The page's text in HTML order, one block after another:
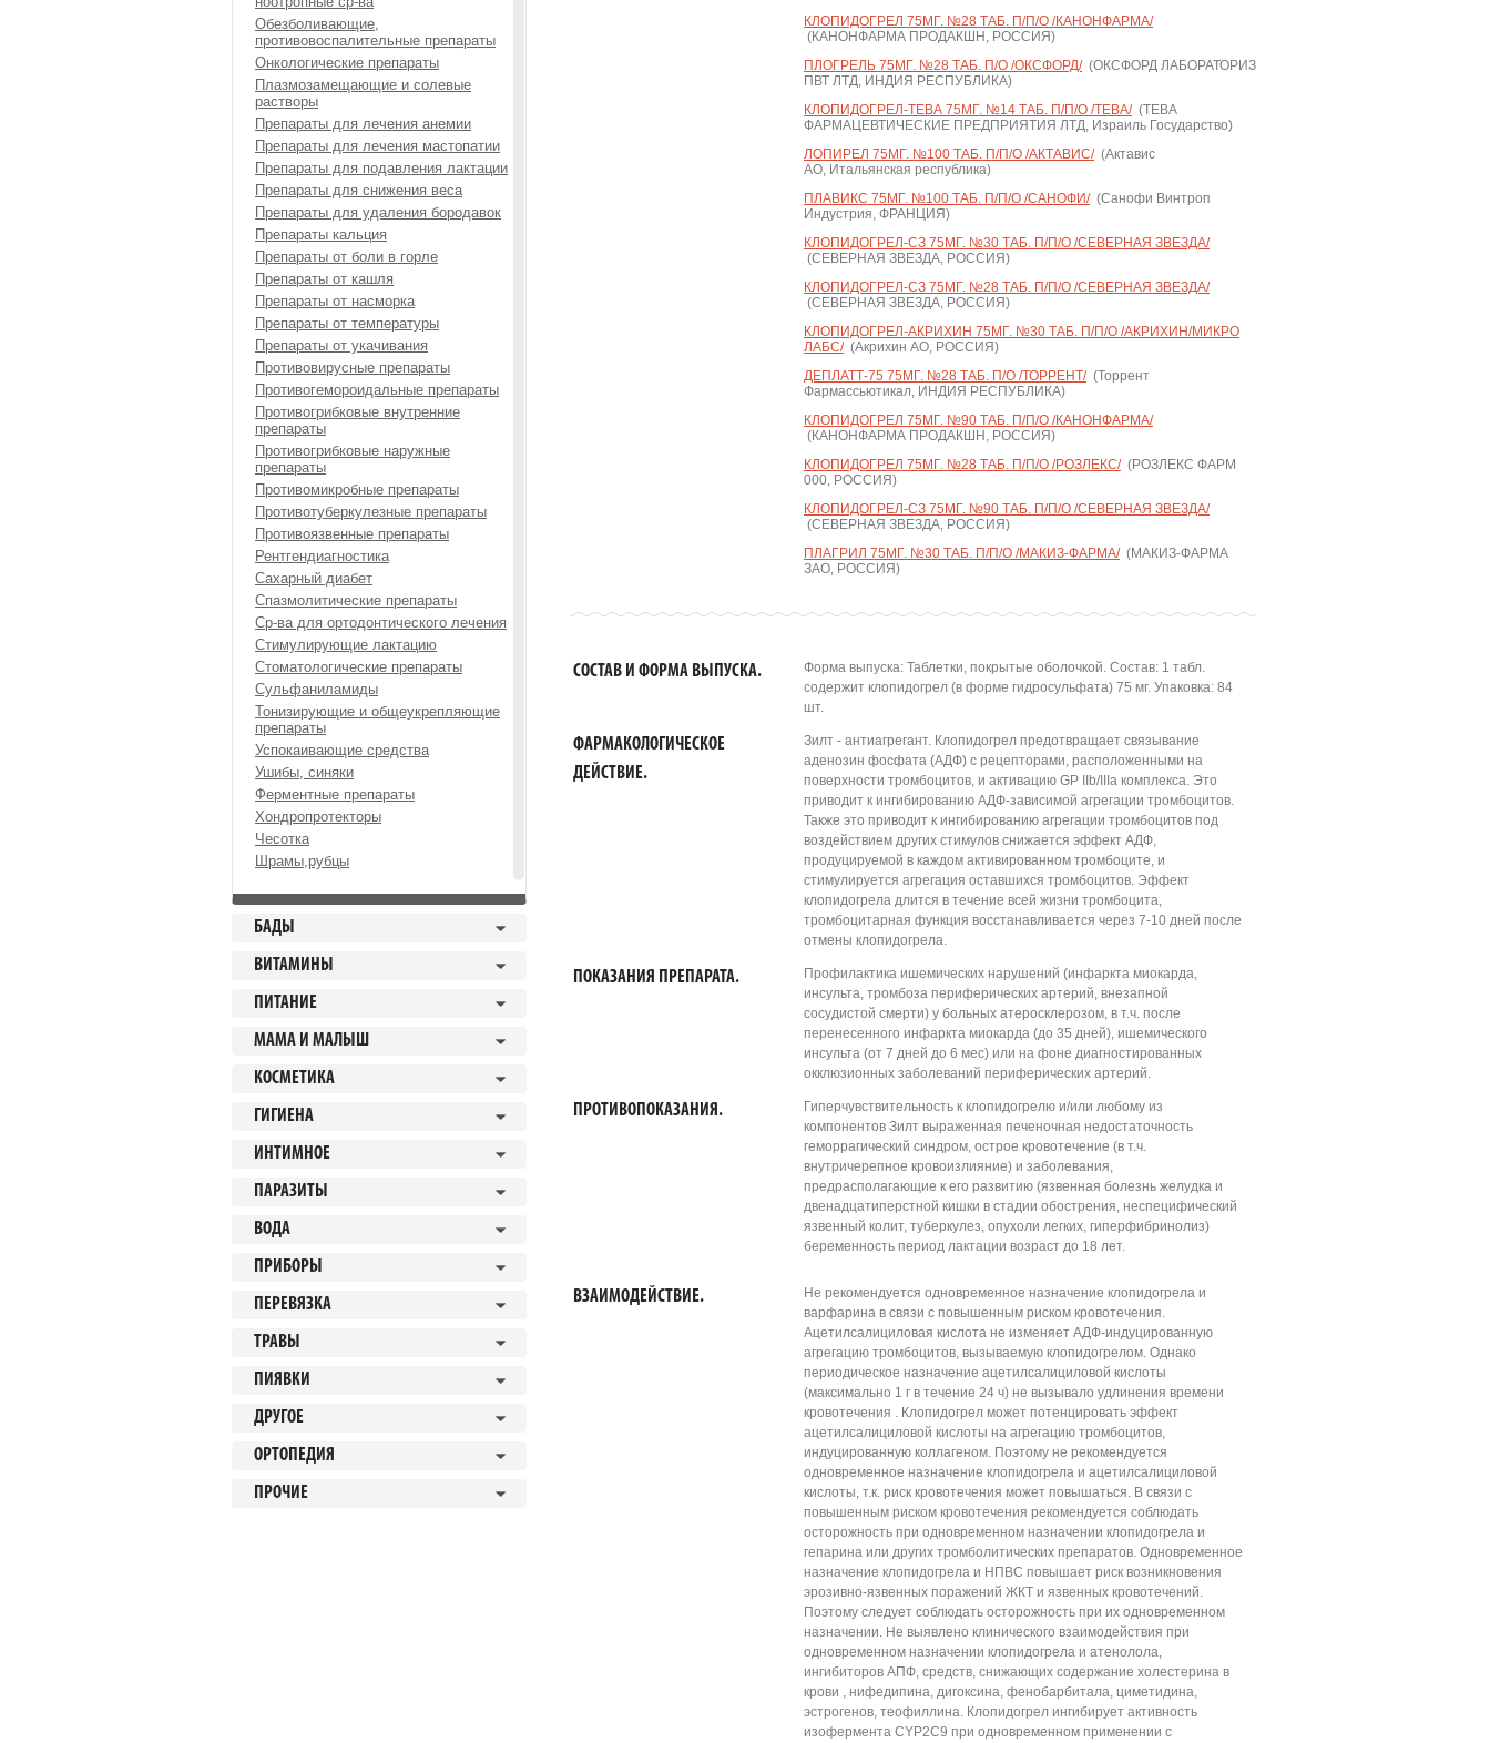
Обезболивающие,
противовоспалительные препараты
Онкологические препараты
Плазмозамещающие и солевые
растворы
Препараты для лечения анемии
Препараты для лечения мастопатии
Препараты для подавления лактации
Препараты для снижения веса
Препараты для удаления бородавок
Препараты кальция
Препараты от боли в горле
Препараты от кашля
Препараты от насморка
Препараты от температуры
Препараты от укачивания
Противовирусные препараты
Противогемороидальные препараты
Противогрибковые внутренние
препараты
Противогрибковые наружные
препараты
Противомикробные препараты
Противотуберкулезные препараты
Противоязвенные препараты
Рентгендиагностика
Сахарный диабет
Спазмолитические препараты
Ср-ва для ортодонтического лечения
Стимулирующие лактацию
Стоматологические препараты
Сульфаниламиды
Тонизирующие и общеукрепляющие
препараты
Успокаивающие средства
Ушибы, синяки
Ферментные препараты
Хондропротекторы
Чесотка
Шрамы,рубцы
БАДЫ
ВИТАМИНЫ
ПИТАНИЕ
МАМА И МАЛЫШ
КОСМЕТИКА
ГИГИЕНА
ИНТИМНОЕ
ПАРАЗИТЫ
ВОДА
ПРИБОРЫ
ПЕРЕВЯЗКА
ТРАВЫ
ПИЯВКИ
ДРУГОЕ
ОРТОПЕДИЯ
ПРОЧИЕ
КЛОПИДОГРЕЛ 75МГ. №28 ТАБ. П/П/О /КАНОНФАРМА/
(КАНОНФАРМА ПРОДАКШН, РОССИЯ)
ПЛОГРЕЛЬ 75МГ. №28 ТАБ. П/О /ОКСФОРД/(ОКСФОРД ЛАБОРАТОРИЗ
ПВТ ЛТД, ИНДИЯ РЕСПУБЛИКА)
КЛОПИДОГРЕЛ-ТЕВА 75МГ. №14 ТАБ. П/П/О /ТЕВА/(ТЕВА
ФАРМАЦЕВТИЧЕСКИЕ ПРЕДПРИЯТИЯ ЛТД, Израиль Государство)
ЛОПИРЕЛ 75МГ. №100 ТАБ. П/П/О /АКТАВИС/(Актавис
АО, Итальянская республика)
ПЛАВИКС 75МГ. №100 ТАБ. П/П/О /САНОФИ/(Санофи Винтроп
Индустрия, ФРАНЦИЯ)
КЛОПИДОГРЕЛ-СЗ 75МГ. №30 ТАБ. П/П/О /СЕВЕРНАЯ ЗВЕЗДА/
(СЕВЕРНАЯ ЗВЕЗДА, РОССИЯ)
КЛОПИДОГРЕЛ-СЗ 75МГ. №28 ТАБ. П/П/О /СЕВЕРНАЯ ЗВЕЗДА/
(СЕВЕРНАЯ ЗВЕЗДА, РОССИЯ)
КЛОПИДОГРЕЛ-АКРИХИН 75МГ. №30 ТАБ. П/П/О /АКРИХИН/МИКРО
ЛАБС/(Акрихин АО, РОССИЯ)
ДЕПЛАТТ-75 75МГ. №28 ТАБ. П/О /ТОРРЕНТ/(Торрент
Фармассьютикал, ИНДИЯ РЕСПУБЛИКА)
КЛОПИДОГРЕЛ 75МГ. №90 ТАБ. П/П/О /КАНОНФАРМА/
(КАНОНФАРМА ПРОДАКШН, РОССИЯ)
КЛОПИДОГРЕЛ 75МГ. №28 ТАБ. П/П/О /РОЗЛЕКС/(РОЗЛЕКС ФАРМ
000, РОССИЯ)
КЛОПИДОГРЕЛ-СЗ 75МГ. №90 ТАБ. П/П/О /СЕВЕРНАЯ ЗВЕЗДА/
(СЕВЕРНАЯ ЗВЕЗДА, РОССИЯ)
ПЛАГРИЛ 75МГ. №30 ТАБ. П/П/О /МАКИЗ-ФАРМА/(МАКИЗ-ФАРМА
ЗАО, РОССИЯ)
СОСТАВ И ФОРМА ВЫПУСКА.
Форма выпуска: Таблетки, покрытые оболочкой. Состав: 1 табл.
содержит клопидогрел (в форме гидросульфата) 75 мг. Упаковка: 84
шт.
ФАРМАКОЛОГИЧЕСКОЕ
ДЕЙСТВИЕ.
Зилт - антиагрегант. Клопидогрел предотвращает связывание
аденозин фосфата (АДФ) с рецепторами, расположенными на
поверхности тромбоцитов, и активацию GP IIb/IIIa комплекса. Это
приводит к ингибированию АДФ-зависимой агрегации тромбоцитов.
Также это приводит к ингибированию агрегации тромбоцитов под
воздействием других стимулов снижается эффект АДФ,
продуцируемой в каждом активированном тромбоците, и
стимулируется агрегация оставшихся тромбоцитов. Эффект
клопидогрела длится в течение всей жизни тромбоцита,
тромбоцитарная функция восстанавливается через 7-10 дней после
отмены клопидогрела.
ПОКАЗАНИЯ ПРЕПАРАТА.
Профилактика ишемических нарушений (инфаркта миокарда,
инсульта, тромбоза периферических артерий, внезапной
сосудистой смерти) у больных атеросклерозом, в т.ч. после
перенесенного инфаркта миокарда (до 35 дней), ишемического
инсульта (от 7 дней до 6 мес) или на фоне диагностированных
окклюзионных заболеваний периферических артерий.
ПРОТИВОПОКАЗАНИЯ.
Гиперчувствительность к клопидогрелю и/или любому из
компонентов Зилт выраженная печеночная недостаточность
геморрагический синдром, острое кровотечение (в т.ч.
внутричерепное кровоизлияние) и заболевания,
предрасполагающие к его развитию (язвенная болезнь желудка и
двенадцатиперстной кишки в стадии обострения, неспецифический
язвенный колит, туберкулез, опухоли легких, гиперфибринолиз)
беременность период лактации возраст до 18 лет.
ВЗАИМОДЕЙСТВИЕ.
Не рекомендуется одновременное назначение клопидогрела и
варфарина в связи с повышенным риском кровотечения.
Ацетилсалициловая кислота не изменяет АДФ-индуцированную
агрегацию тромбоцитов, вызываемую клопидогрелом. Однако
периодическое назначение ацетилсалициловой кислоты
(максимально 1 г в течение 24 ч) не вызывало удлинения времени
кровотечения . Клопидогрел может потенцировать эффект
ацетилсалициловой кислоты на агрегацию тромбоцитов,
индуцированную коллагеном. Поэтому не рекомендуется
одновременное назначение клопидогрела и ацетилсалициловой
кислоты, т.к. риск кровотечения может повышаться. В связи с
повышенным риском кровотечения рекомендуется соблюдать
осторожность при одновременном назначении клопидогрела и
гепарина или других тромболитических препаратов. Одновременное
назначение клопидогрела и НПВС повышает риск возникновения
эрозивно-язвенных поражений ЖКТ и язвенных кровотечений.
Поэтому следует соблюдать осторожность при их одновременном
назначении. Не выявлено клинического взаимодействия при
одновременном назначении клопидогрела и атенолола,
ингибиторов АПФ, средств, снижающих содержание холестерина в
крови , нифедипина, дигоксина, фенобарбитала, циметидина,
эстрогенов, теофиллина. Клопидогрел ингибирует активность
изофермента CYР2C9 при одновременном применении с